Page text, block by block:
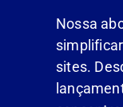
Nossa
sites.